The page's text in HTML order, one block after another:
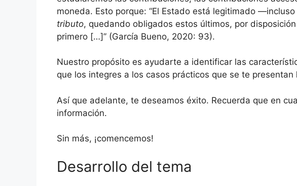
moneda. Esto porque: “El Estado está legitimado
tributo, quedando obligados estos últimos, por
primero […]” (García Bueno, 2020: 93).
Nuestro propósito es ayudarte a identificar las
que los integres a los casos prácticos que se te presentan
Así que adelante, te deseamos éxito. Recuerda que en
información.
Sin más, ¡comencemos!
Desarrollo del tema